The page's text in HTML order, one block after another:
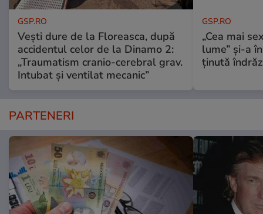
GSP.RO
Vești dure de la Floreasca, după
accidentul celor de la Dinamo 2:
„Traumatism cranio-cerebral grav.
Intubat și ventilat mecanic”
GSP.RO
„Cea mai
lume” și-a
ținută
PARTENERI